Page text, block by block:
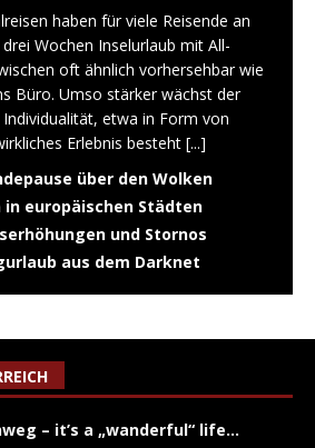
haben für viele Reisende an
Wochen Inselurlaub mit All-
oft ähnlich vorhersehbar wie
Büro. Umso stärker wächst der
etwa in Form von
Erlebnis besteht [...]
über den Wolken
europäischen Städten
und Stornos
aus dem Darknet
– it’s a „wanderful“ life…